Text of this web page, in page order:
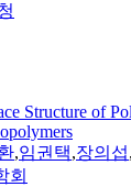
Structure of
,임권택,장의섭,
회